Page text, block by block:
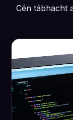
Cén tábhacht